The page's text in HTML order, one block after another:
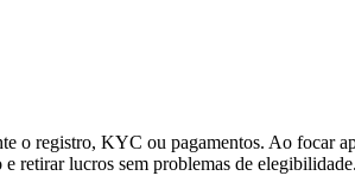
o registro, KYC ou pagamentos. Ao focar
retirar lucros sem problemas de elegibilidade.